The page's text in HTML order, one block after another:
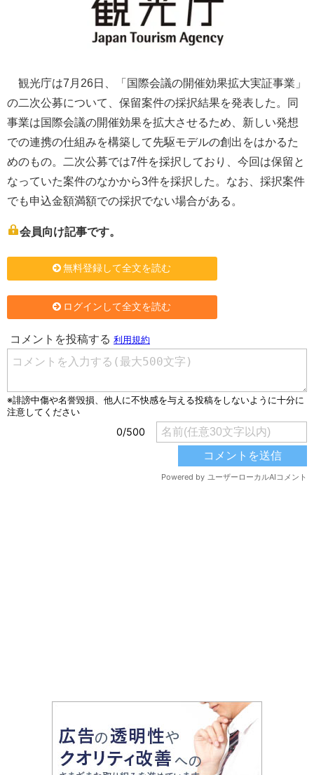
観光庁は7月26日、「国際会議の開催効果拡大実証事業」
の二次公募について、保留案件の採択結果を発表した。同
事業は国際会議の開催効果を拡大させるため、新しい発想
での連携の仕組みを構築して先駆モデルの創出をはかるた
めのもの。二次公募では7件を採択しており、今回は保留と
なっていた案件のなかから3件を採択した。なお、採択案件
でも申込金額満額での採択でない場合がある。
会員向け記事です。
無料登録して全文を読む
ログインして全文を読む